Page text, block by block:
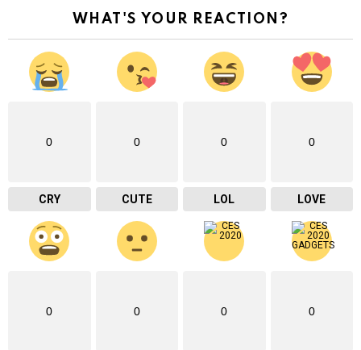
WHAT'S YOUR REACTION?
0
CRY
0
CUTE
0
LOL
0
LOVE
0 0 0 0